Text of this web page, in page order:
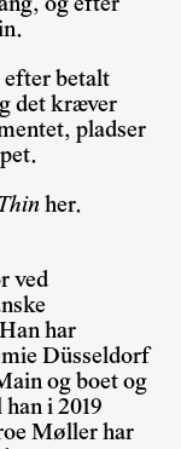
og efter
efter betalt
det kræver
pladser
her.
ved
har
Düsseldorf
og boet og
i 2019
Møller har